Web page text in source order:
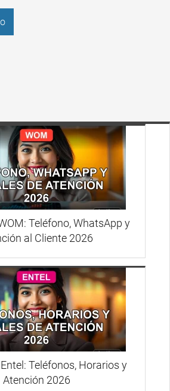
Teléfono, WhatsApp y
al Cliente 2026
Teléfonos, Horarios y
Atención 2026